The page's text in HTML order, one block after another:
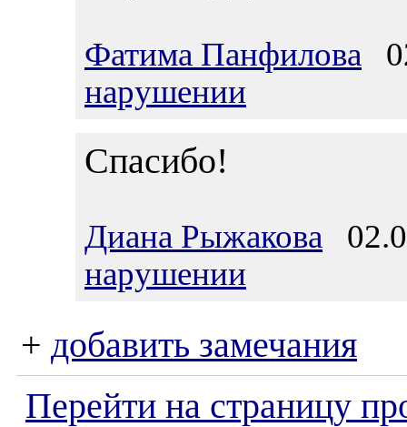
Фатима Панфилова
нарушении
Спасибо!
Диана Рыжакова
нарушении
+ добавить замечания
Перейти на страницу